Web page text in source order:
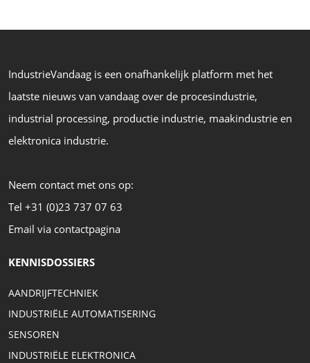
IndustrieVandaag is een onafhankelijk platform met het
laatste nieuws van vandaag over de procesindustrie,
industrial processing, productie industrie, maakindustrie en
elektronica industrie.
Neem contact met ons op:
Tel +31 (0)23 737 07 63
Email via contactpagina
KENNISDOSSIERS
AANDRIJFTECHNIEK
INDUSTRIËLE AUTOMATISERING
SENSOREN
INDUSTRIËLE ELEKTRONICA